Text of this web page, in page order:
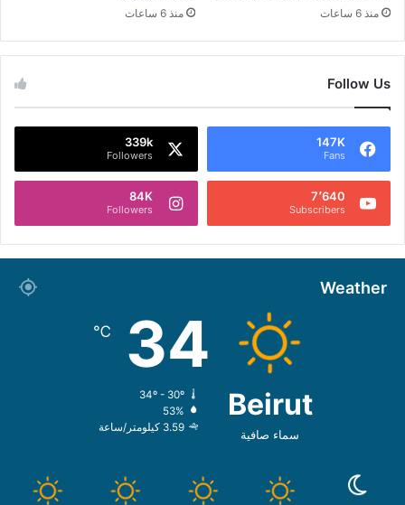
منذ 6 ساعات منذ 6 ساعات
Follow Us
147K
Fans
339k
Followers
7٬640
Subscribers
84K
Followers
Weather
Beirut
سماء صافية
34
℃
34º - 30º
53%
3.59 كيلومتر/ساعة